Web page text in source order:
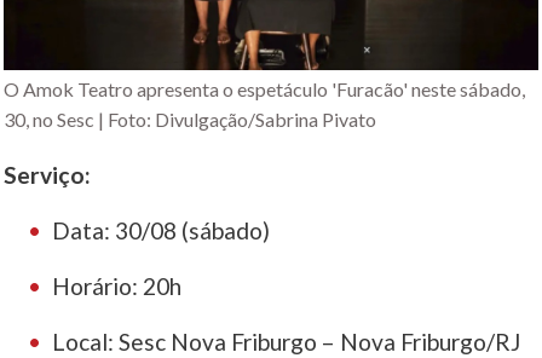
O Amok Teatro apresenta o espetáculo 'Furacão' neste sábado,
30, no Sesc | Foto: Divulgação/Sabrina Pivato
Serviço:
Data: 30/08 (sábado)
Horário: 20h
Local: Sesc Nova Friburgo – Nova Friburgo/RJ